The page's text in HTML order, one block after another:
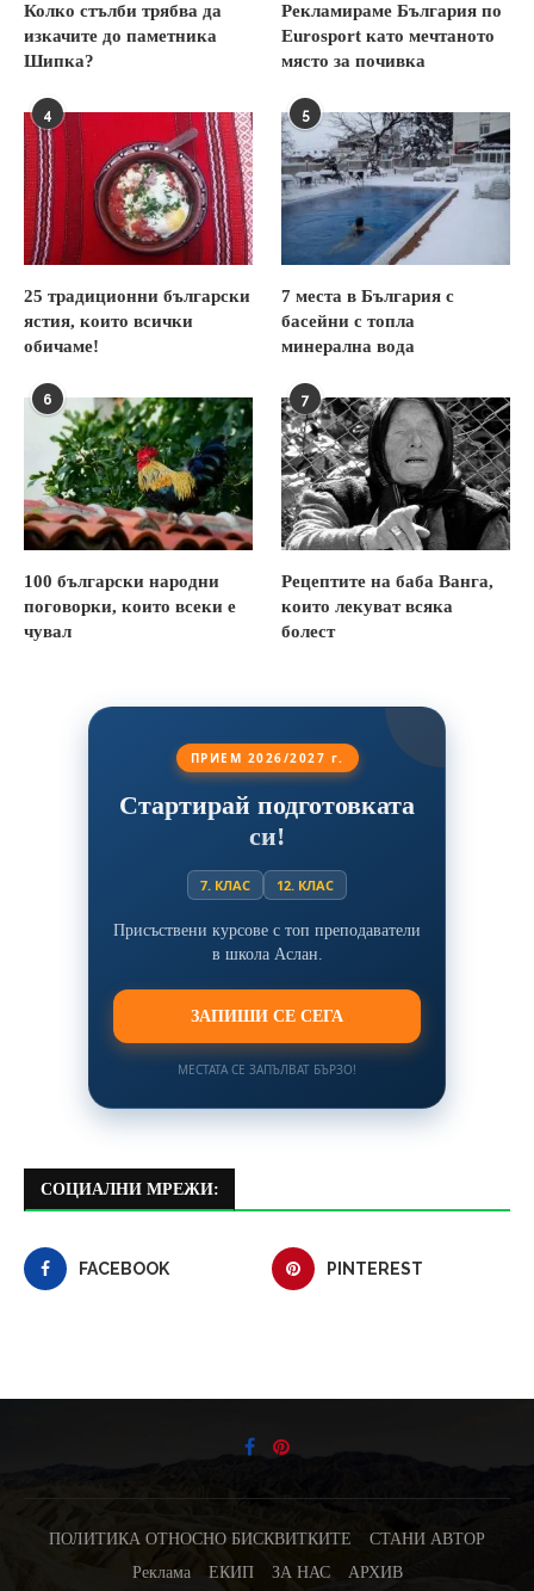
Колко стълби трябва да
изкачите до паметника
Шипка?
Рекламираме България по
Eurosport като мечтаното
място за почивка
4
25 традиционни български
ястия, които всички
обичаме!
5
7 места в България с
басейни с топла
минерална вода
6
100 български народни
поговорки, които всеки е
чувал
7
Рецептите на баба Ванга,
които лекуват всяка
болест
ПРИЕМ 2026/2027 г.
Стартирай подготовката
си!
7. КЛАС 12. КЛАС
Присъствени курсове с топ преподаватели
в школа Аслан.
ЗАПИШИ СЕ СЕГА
МЕСТАТА СЕ ЗАПЪЛВАТ БЪРЗО!
СОЦИАЛНИ МРЕЖИ:
FACEBOOK PINTEREST
ПОЛИТИКА ОТНОСНО БИСКВИТКИТЕ
СТАНИ АВТОР
Реклама
ЕКИП ЗА НАС АРХИВ